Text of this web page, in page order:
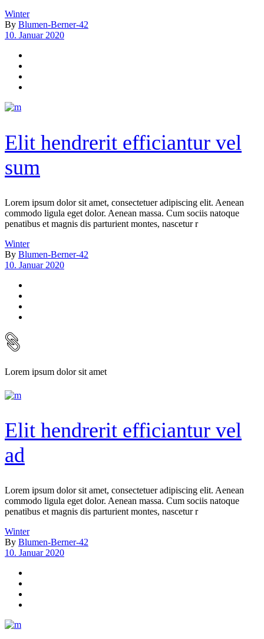
Winter
By Blumen-Berner-42
10. Januar 2020
Elit hendrerit efficiantur vel
sum
Lorem ipsum dolor sit amet, consectetuer adipiscing elit. Aenean
commodo ligula eget dolor. Aenean massa. Cum sociis natoque
penatibus et magnis dis parturient montes, nascetur r
Winter
By Blumen-Berner-42
10. Januar 2020
Lorem ipsum dolor sit amet
Elit hendrerit efficiantur vel
ad
Lorem ipsum dolor sit amet, consectetuer adipiscing elit. Aenean
commodo ligula eget dolor. Aenean massa. Cum sociis natoque
penatibus et magnis dis parturient montes, nascetur r
Winter
By Blumen-Berner-42
10. Januar 2020